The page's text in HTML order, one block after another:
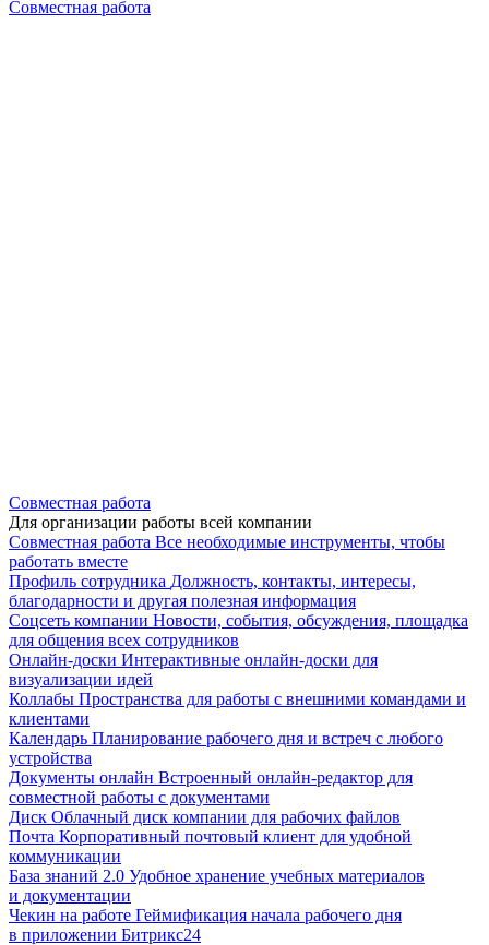
Совместная работа
Совместная работа
Для организации работы всей компании
Совместная работа Все необходимые инструменты, чтобы
работать вместе
Профиль сотрудника Должность, контакты, интересы,
благодарности и другая полезная информация
Соцсеть компании Новости, события, обсуждения, площадка
для общения всех сотрудников
Онлайн-доски Интерактивные онлайн-доски для
визуализации идей
Коллабы Пространства для работы с внешними командами и
клиентами
Календарь Планирование рабочего дня и встреч с любого
устройства
Документы онлайн Встроенный онлайн-редактор для
совместной работы с документами
Диск Облачный диск компании для рабочих файлов
Почта Корпоративный почтовый клиент для удобной
коммуникации
База знаний 2.0 Удобное хранение учебных материалов
и документации
Чекин на работе Геймификация начала рабочего дня
в приложении Битрикс24